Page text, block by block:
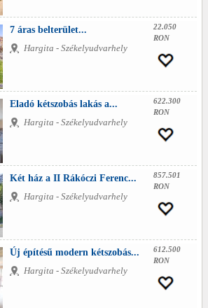
7 áras belterület...
Hargita - Székelyudvarhely
22.050
RON
Eladó kétszobás lakás a...
Hargita - Székelyudvarhely
622.300
RON
Két ház a II Rákóczi Ferenc...
Hargita - Székelyudvarhely
857.501
RON
Új építésű modern kétszobás...
Hargita - Székelyudvarhely
612.500
RON